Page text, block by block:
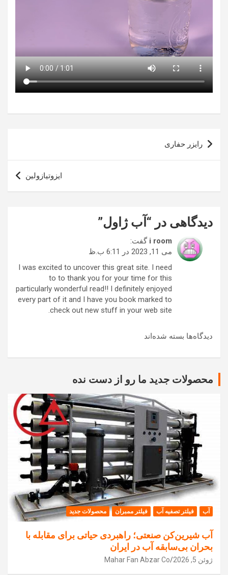
راهبری
نوشته
رایزر حفاری
ایزوتیازولین
دیدگاهی در “ آب ژاول”
i room گفت:
می 11, 2023 در 6:11 ب.ظ
I was excited to uncover this great site. I need
to to thank you for your time for this
particularly wonderful read!! I definitely enjoyed
every part of it and I have you book marked to
check out new stuff in your web site.
دیدگاه‌ها بسته شده‌اند
محصولات جدید ما رو از دست نده
آب فیلتر تصفیه آب فیلتر ممبران محصولات جدید
آب شیرین‌کن صنعتی؛ راهبردی حیاتی برای مقابله با
بحران بی‌سابقه آب در ایران
ژوئن 5, 2026 Mahar Fan Abzar Co